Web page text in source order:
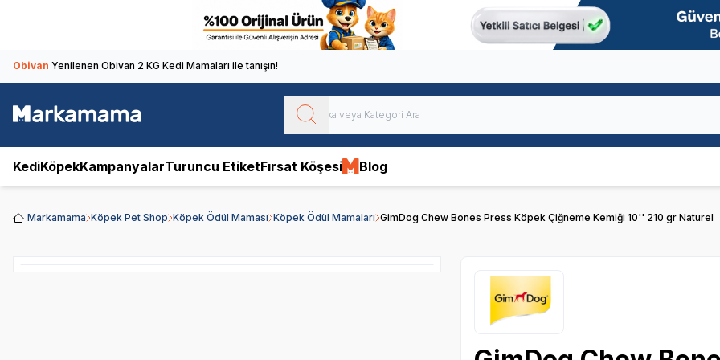
Obivan Yenilenen Obivan 2 KG Kedi Mamaları ile tanışın!
KediKöpekKampanyalarTuruncu EtiketFırsat Köşesi Blog
Markamama Köpek Pet Shop Köpek Ödül Maması Köpek Ödül Mamaları GimDog Chew Bones Press Köpek Çiğneme Kemiği 10'' 210 gr Naturel